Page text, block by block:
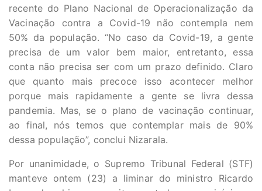
recente do Plano Nacional de Operacionalização da
Vacinação contra a Covid-19 não contempla nem
50% da população. “No caso da Covid-19, a gente
precisa de um valor bem maior, entretanto, essa
conta não precisa ser com um prazo definido. Claro
que quanto mais precoce isso acontecer melhor
porque mais rapidamente a gente se livra dessa
pandemia. Mas, se o plano de vacinação continuar,
ao final, nós temos que contemplar mais de 90%
dessa população”, conclui Nizarala.
Por unanimidade, o Supremo Tribunal Federal (STF)
manteve ontem (23) a liminar do ministro Ricardo